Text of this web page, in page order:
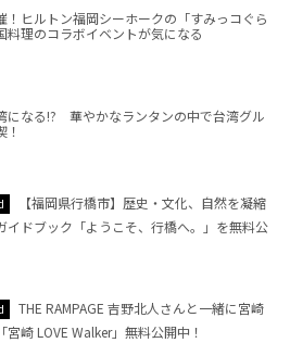
！ヒルトン福岡シーホークの「すみっコぐら
料理のコラボイベントが気になる
になる!? 華やかなランタンの中で台湾グル
！
【福岡県行橋市】歴史・文化、自然を凝縮
イドブック「ようこそ、行橋へ。」を無料公
THE RAMPAGE 吉野北人さんと一緒に宮崎
宮崎 LOVE Walker」無料公開中！